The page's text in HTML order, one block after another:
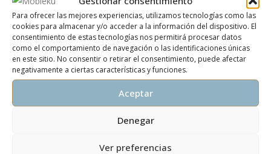
Para ofrecer las mejores experiencias, utilizamos tecnologías como las
cookies para almacenar y/o acceder a la información del dispositivo. El
consentimiento de estas tecnologías nos permitirá procesar datos
como el comportamiento de navegación o las identificaciones únicas
en este sitio. No consentir o retirar el consentimiento, puede afectar
negativamente a ciertas características y funciones.
Aceptar
Denegar
Ver preferencias
Cómoda Garment
Sinfonier Modelo Basic con Zócalo